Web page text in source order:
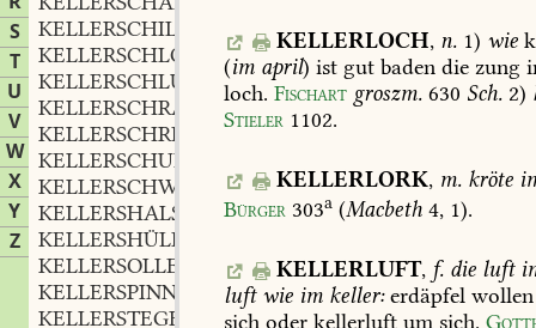
S
T
U
V
W
X
Y
Z
KELLERSCHILD
KELLERSCHLOSZ
n.
KELLERSCHLÜSSEL m.
KELLERSCHRANK
m.
KELLERSCHREIBER m.
KELLERSCHULD
KELLERSCHWAND
,m.
KELLERSHALS
KELLERSHÜLE
KELLERSOLLER
KELLERSPINNE
KELLERSTEGE
KELLERLOCH, n.1) wie
(im april) ist gut baden die zung
loch. Fischart groszm. 630 Sch. 2)
Stieler 1102.
KELLERLORK, m. kröte
Bürger 303a (Macbeth 4, 1).
KELLERLUFT, f. dieluft
luftwie im keller:erdäpfel wollen
sich oder kellerluft um sich.